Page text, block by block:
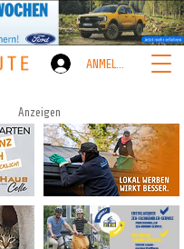
ANMELDEN
Anzeigen